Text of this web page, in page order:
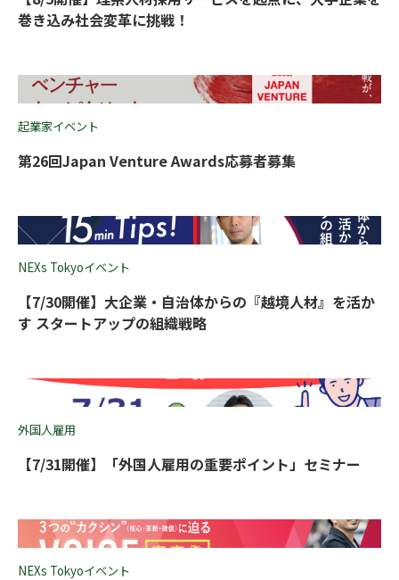
巻き込み社会変革に挑戦！
起業家イベント
第26回Japan Venture Awards応募者募集
NEXs Tokyoイベント
【7/30開催】大企業・自治体からの『越境人材』を活か
す スタートアップの組織戦略
外国人雇用
【7/31開催】「外国人雇用の重要ポイント」セミナー
NEXs Tokyoイベント